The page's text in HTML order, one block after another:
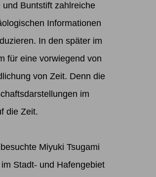
Buntstift zahlreiche
Informationen
In den später im
für eine vorwiegend von
von Zeit. Denn die
im
die Zeit.
Miyuki Tsugami
Stadt- und Hafengebiet